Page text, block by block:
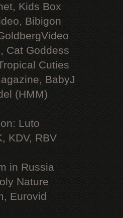
Kids Box
Bibigon
Cat Goddess
Cuties
BabyJ
(HMM)
Luto
KDV, RBV
in Russia
Nature
Eurovid